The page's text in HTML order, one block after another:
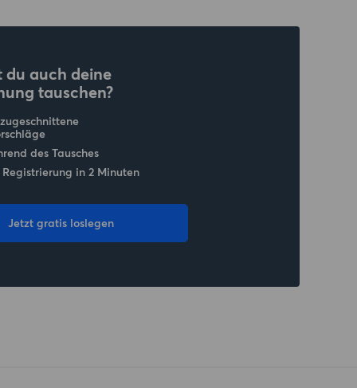
du auch deine
tauschen?
des Tausches
in 2 Minuten
Jetzt gratis loslegen